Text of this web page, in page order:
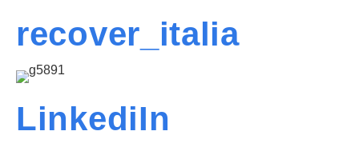
recover_italia
LinkediIn